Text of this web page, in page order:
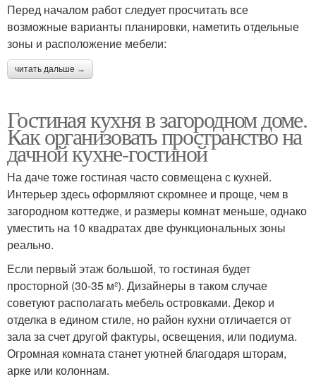
Перед началом работ следует просчитать все
возможные варианты планировки, наметить отдельные
зоны и расположение мебели:
читать дальше →
Гостиная кухня в загородном доме.
Как организовать пространство на
дачной кухне-гостиной
На даче тоже гостиная часто совмещена с кухней.
Интерьер здесь оформляют скромнее и проще, чем в
загородном коттедже, и размеры комнат меньше, однако
уместить на 10 квадратах две функциональных зоны
реально.
Если первый этаж большой, то гостиная будет
просторной (30-35 м²). Дизайнеры в таком случае
советуют располагать мебель островками. Декор и
отделка в едином стиле, но район кухни отличается от
зала за счет другой фактуры, освещения, или подиума.
Огромная комната станет уютней благодаря шторам,
арке или колоннам.